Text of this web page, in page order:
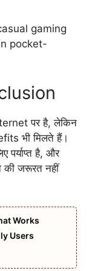
gaming
pocket-
पर है, लेकिन
भी मिलते हैं।
है, और
जरूरत नहीं
Works
Users